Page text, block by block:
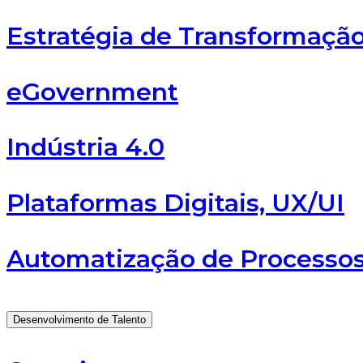
Estratégia de
eGovernment
Indústria 4.0
Plataformas Digitais, UX/UI
Automatização de
Desenvolvimento de Talento